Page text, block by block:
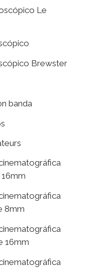
Le
Brewster
banda
8mm
16mm